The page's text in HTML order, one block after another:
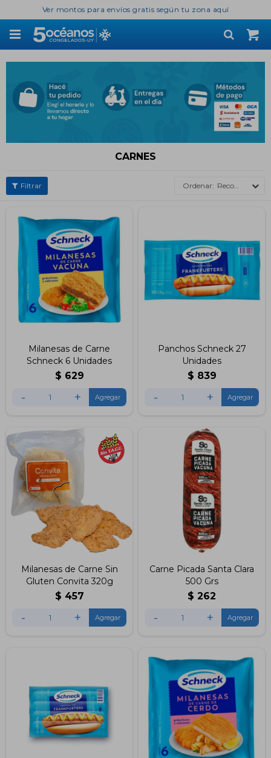
Ver montos para envíos gratis según tu zona aquí

CARNES
Recomendados
Milanesas de Carne
Schneck 6 Unidades
$ 629
- +
Panchos Schneck 27
Unidades
$ 839
- +
Milanesas de Carne Sin
Gluten Convita 320g
$ 457
- +
Carne Picada Santa Clara
500 Grs
$ 262
- +